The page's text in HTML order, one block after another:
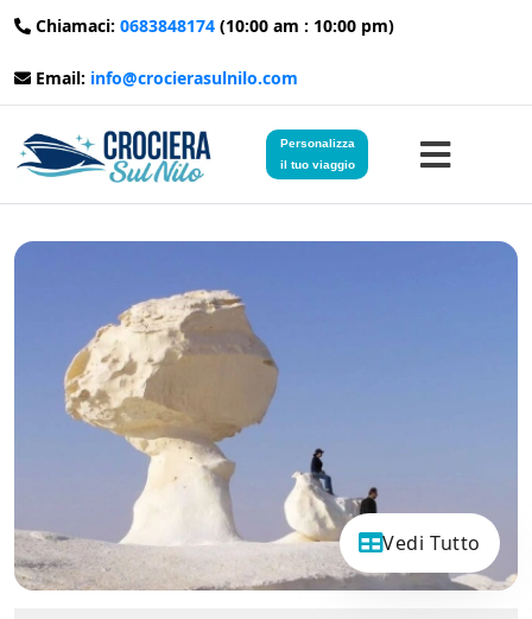
Chiamaci: 0683848174 (10:00 am : 10:00 pm)
Email: info@crocierasulnilo.com
Personalizza
il tuo viaggio
Home
Viaggi in Egitto
Crociere sul Nilo
Viaggi in Giordania
Vedi Tutto